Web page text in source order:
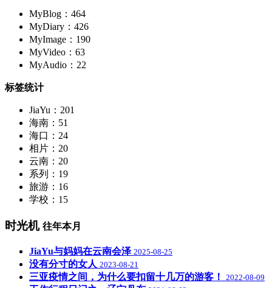
MyBlog：464
MyDiary：426
MyImage：190
MyVideo：63
MyAudio：22
标签统计
JiaYu：201
海南：51
海口：24
相片：20
云南：20
系列：19
旅游：16
学校：15
时光机 往年本月
JiaYu与妈妈在云南会泽 2025-08-25
没有分寸的女人 2023-08-21
三亚疫情之间，为什么要扣留十几万的游客！ 2022-08-09